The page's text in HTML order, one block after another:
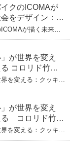
ド クのICOMAが
をデザイン：株
生駒崇光
ザイナーの軌
ICOMAが描く未来
会社ICOMAの代表
が世界を変え
コロリド竹内
」のため。愛と
を変える：クッキー
み（下） 起業は「影
が世界を変え
る コロリド竹内
込めた「誰でも
を変える：クッキー
み（上） クッキー